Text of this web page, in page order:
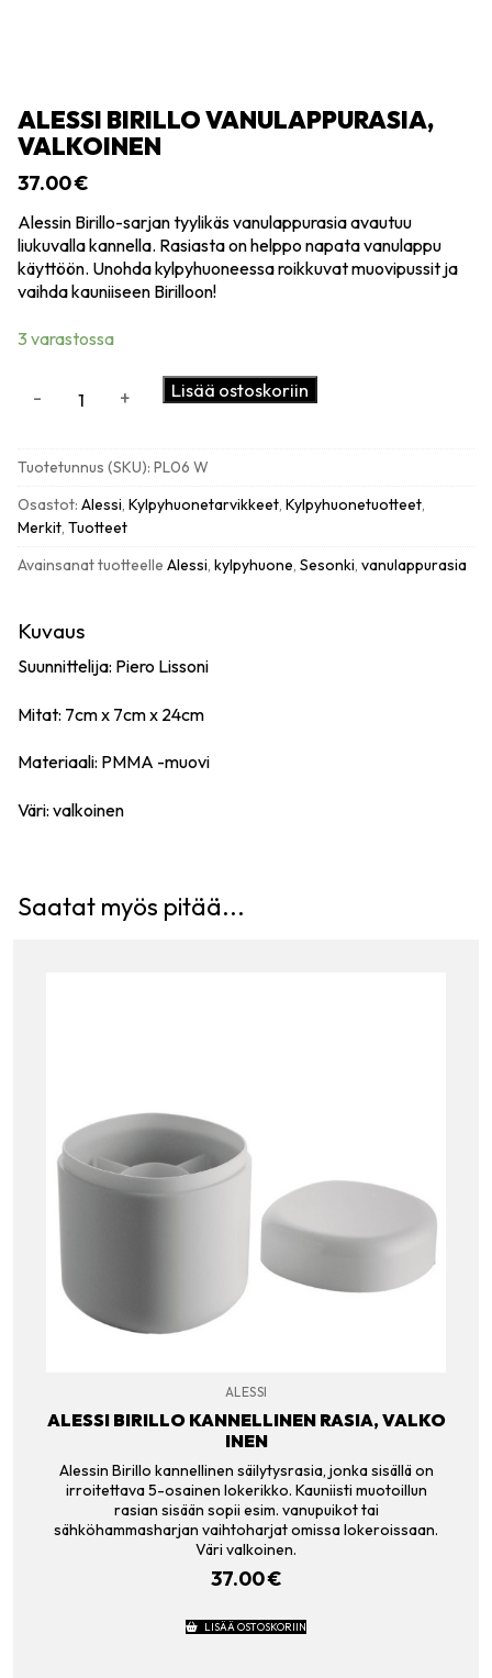
ALESSI BIRILLO VANULAPPURASIA,
VALKOINEN
37.00€
Alessin Birillo-sarjan tyylikäs vanulappurasia avautuu
liukuvalla kannella. Rasiasta on helppo napata vanulappu
käyttöön. Unohda kylpyhuoneessa roikkuvat muovipussit ja
vaihda kauniiseen Birilloon!
3 varastossa
määrä
- + Lisää ostoskoriin
Tuotetunnus (SKU): PL06 W
Osastot: Alessi, Kylpyhuonetarvikkeet, Kylpyhuonetuotteet,
Merkit, Tuotteet
Avainsanat tuotteelle Alessi, kylpyhuone, Sesonki, vanulappurasia
Kuvaus
Suunnittelija: Piero Lissoni
Mitat: 7cm x 7cm x 24cm
Materiaali: PMMA -muovi
Väri: valkoinen
Saatat myös pitää...
ALESSI
ALESSI BIRILLO KANNELLINEN RASIA, VALKO
INEN
Alessin Birillo kannellinen säilytysrasia, jonka sisällä on
irroitettava 5-osainen lokerikko. Kauniisti muotoillun
rasian sisään sopii esim. vanupuikot tai
sähköhammasharjan vaihtoharjat omissa lokeroissaan.
Väri valkoinen.
37.00€
LISÄÄ OSTOSKORIIN